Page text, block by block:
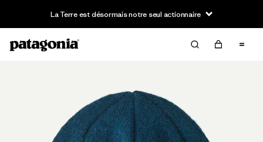
La Terre est désormais notre seul actionnaire